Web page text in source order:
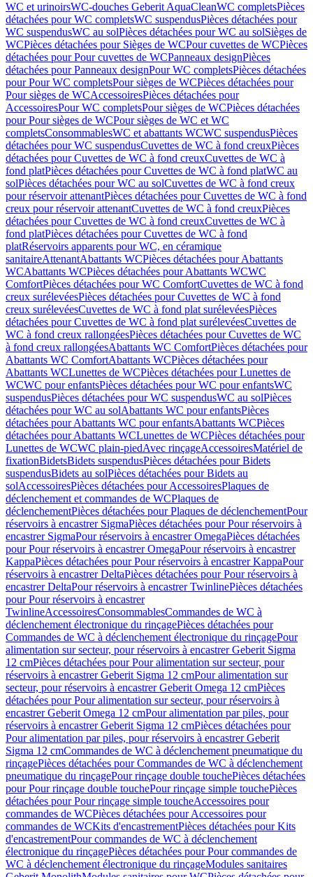
WC et urinoirsWC-douches Geberit AquaCleanWC completsPièces
détachées pour WC completsWC suspendusPièces détachées pour
WC suspendusWC au solPièces détachées pour WC au solSièges de
WCPièces détachées pour Sièges de WCPour cuvettes de WCPièces
détachées pour Pour cuvettes de WCPanneaux designPièces
détachées pour Panneaux designPour WC completsPièces détachées
pour Pour WC completsPour sièges de WCPièces détachées pour
Pour sièges de WCAccessoiresPièces détachées pour
AccessoiresPour WC completsPour sièges de WCPièces détachées
pour Pour sièges de WCPour sièges de WC et WC
completsConsommablesWC et abattants WCWC suspendusPièces
détachées pour WC suspendusCuvettes de WC à fond creuxPièces
détachées pour Cuvettes de WC à fond creuxCuvettes de WC à
fond platPièces détachées pour Cuvettes de WC à fond platWC au
solPièces détachées pour WC au solCuvettes de WC à fond creux
pour réservoir attenantPièces détachées pour Cuvettes de WC à fond
creux pour réservoir attenantCuvettes de WC à fond creuxPièces
détachées pour Cuvettes de WC à fond creuxCuvettes de WC à
fond platPièces détachées pour Cuvettes de WC à fond
platRéservoirs apparents pour WC, en céramique
sanitaireAttenantAbattants WCPièces détachées pour Abattants
WCAbattants WCPièces détachées pour Abattants WCWC
ComfortPièces détachées pour WC ComfortCuvettes de WC à fond
creux surélevéesPièces détachées pour Cuvettes de WC à fond
creux surélevéesCuvettes de WC à fond plat surélevéesPièces
détachées pour Cuvettes de WC à fond plat surélevéesCuvettes de
WC à fond creux rallongéesPièces détachées pour Cuvettes de WC
à fond creux rallongéesAbattants WC ComfortPièces détachées pour
Abattants WC ComfortAbattants WCPièces détachées pour
Abattants WCLunettes de WCPièces détachées pour Lunettes de
WCWC pour enfantsPièces détachées pour WC pour enfantsWC
suspendusPièces détachées pour WC suspendusWC au solPièces
détachées pour WC au solAbattants WC pour enfantsPièces
détachées pour Abattants WC pour enfantsAbattants WCPièces
détachées pour Abattants WCLunettes de WCPièces détachées pour
Lunettes de WCWC plain-piedAvec rinçageAccessoiresMatériel de
fixationBidetsBidets suspendusPièces détachées pour Bidets
suspendusBidets au solPièces détachées pour Bidets au
solAccessoiresPièces détachées pour AccessoiresPlaques de
déclenchement et commandes de WCPlaques de
déclenchementPièces détachées pour Plaques de déclenchementPour
réservoirs à encastrer SigmaPièces détachées pour Pour réservoirs à
encastrer SigmaPour réservoirs à encastrer OmegaPièces détachées
pour Pour réservoirs à encastrer OmegaPour réservoirs à encastrer
KappaPièces détachées pour Pour réservoirs à encastrer KappaPour
réservoirs à encastrer DeltaPièces détachées pour Pour réservoirs à
encastrer DeltaPour réservoirs à encastrer TwinlinePièces détachées
pour Pour réservoirs à encastrer
TwinlineAccessoiresConsommablesCommandes de WC à
déclenchement électronique du rinçagePièces détachées pour
Commandes de WC à déclenchement électronique du rinçagePour
alimentation sur secteur, pour réservoirs à encastrer Geberit Sigma
12 cmPièces détachées pour Pour alimentation sur secteur, pour
réservoirs à encastrer Geberit Sigma 12 cmPour alimentation sur
secteur, pour réservoirs à encastrer Geberit Omega 12 cmPièces
détachées pour Pour alimentation sur secteur, pour réservoirs à
encastrer Geberit Omega 12 cmPour alimentation par piles, pour
réservoirs à encastrer Geberit Sigma 12 cmPièces détachées pour
Pour alimentation par piles, pour réservoirs à encastrer Geberit
Sigma 12 cmCommandes de WC à déclenchement pneumatique du
rinçagePièces détachées pour Commandes de WC à déclenchement
pneumatique du rinçagePour rinçage double touchePièces détachées
pour Pour rinçage double touchePour rinçage simple touchePièces
détachées pour Pour rinçage simple toucheAccessoires pour
commandes de WCPièces détachées pour Accessoires pour
commandes de WCKits d'encastrementPièces détachées pour Kits
d'encastrementPour commandes de WC à déclenchement
électronique du rinçagePièces détachées pour Pour commandes de
WC à déclenchement électronique du rinçageModules sanitaires